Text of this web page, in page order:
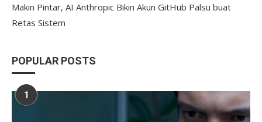
Makin Pintar, AI Anthropic Bikin Akun GitHub Palsu buat
Retas Sistem
POPULAR POSTS
1